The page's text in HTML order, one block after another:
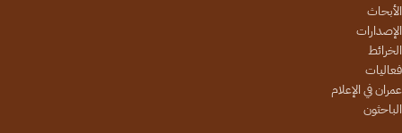
الأبحاث
الإصدارات
الخرائط
فعاليات
عمران في الإعلام
الباحثون